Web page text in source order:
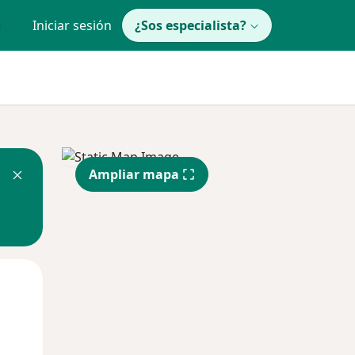
Iniciar sesión ¿Sos especialista?
Ampliar mapa